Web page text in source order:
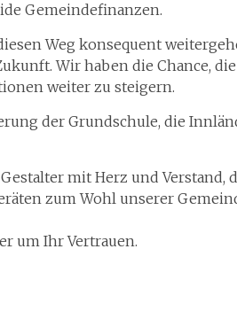
Gemeindefinanzen.
Weg konsequent
Wir haben die Chance,
weiter zu steigern.
der Grundschule, die
mit Herz und Verstand,
zum Wohl unserer
um Ihr Vertrauen.